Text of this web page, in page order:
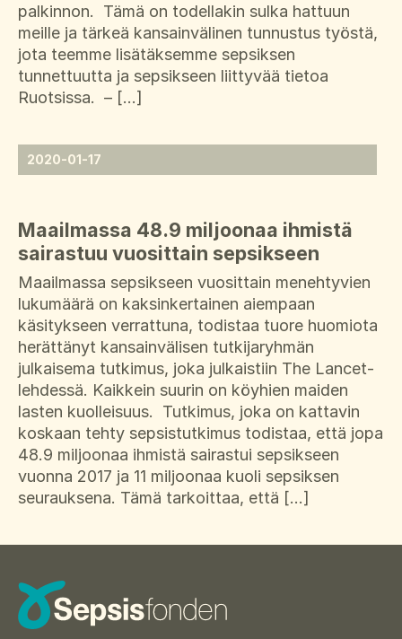
palkinnon. Tämä on todellakin sulka hattuun
meille ja tärkeä kansainvälinen tunnustus työstä,
jota teemme lisätäksemme sepsiksen
tunnettuutta ja sepsikseen liittyvää tietoa
Ruotsissa. – […]
2020-01-17
Maailmassa 48.9 miljoonaa ihmistä
sairastuu vuosittain sepsikseen
Maailmassa sepsikseen vuosittain menehtyvien
lukumäärä on kaksinkertainen aiempaan
käsitykseen verrattuna, todistaa tuore huomiota
herättänyt kansainvälisen tutkijaryhmän
julkaisema tutkimus, joka julkaistiin The Lancet-
lehdessä. Kaikkein suurin on köyhien maiden
lasten kuolleisuus. Tutkimus, joka on kattavin
koskaan tehty sepsistutkimus todistaa, että jopa
48.9 miljoonaa ihmistä sairastui sepsikseen
vuonna 2017 ja 11 miljoonaa kuoli sepsiksen
seurauksena. Tämä tarkoittaa, että […]